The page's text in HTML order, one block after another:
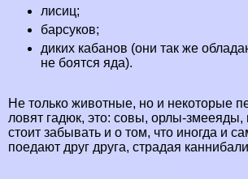
лисиц;
барсуков;
диких кабанов (они так же
не боятся яда).
Не только животные, но и некоторые
ловят гадюк, это: совы, орлы-змееяды,
стоит забывать и о том, что иногда и
поедают друг друга, страдая